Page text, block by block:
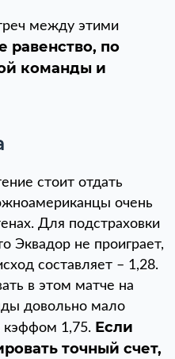
между этими
равенство, по
команды и
стоит отдать
очень
Для подстраховки
Эквадор не проиграет,
составляет – 1,28.
в этом матче на
довольно мало
кэффом 1,75. Если
точный счет,